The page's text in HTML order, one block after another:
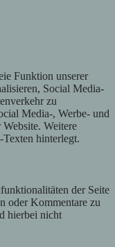
Funktion unserer
Social Media-
zu
Media-, Werbe- und
Weitere
-Texten hinterlegt.
der Seite
oder Kommentare zu
hierbei nicht